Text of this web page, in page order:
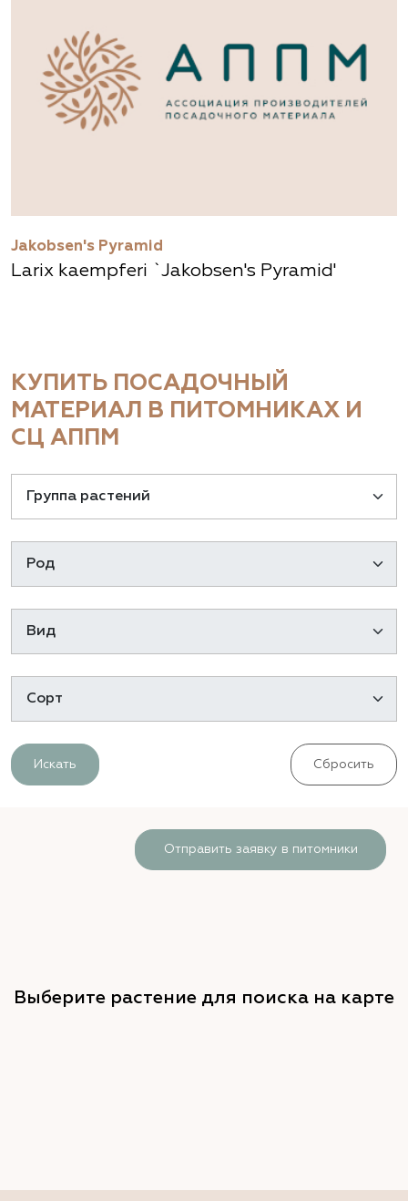
Jakobsen's Pyramid
Larix kaempferi `Jakobsen's Pyramid'
КУПИТЬ ПОСАДОЧНЫЙ
МАТЕРИАЛ В ПИТОМНИКАХ И
СЦ АППМ
Искать Сбросить
Отправить заявку в питомники
Выберите растение для поиска на карте